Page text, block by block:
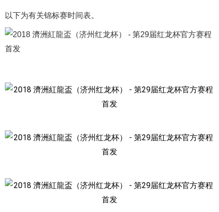
以下为有关锦标赛时间表。